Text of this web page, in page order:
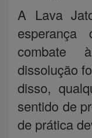
A Lava
combate
dissolução
disso,
sentido de
de prática